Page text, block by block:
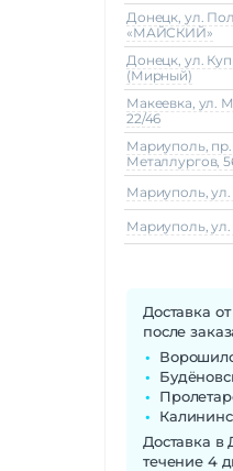
Донецк, ул.
«МАЙСКИЙ»
Донецк, ул.
(Мирный)
Макеeвка, ул.
22/46
Мариуполь, пр.
Металлургов,
Мариуполь, ул.
Мариуполь, ул.
Доставка
после
Доставка в
течение 4